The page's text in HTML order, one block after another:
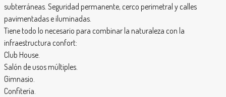
subterráneas. Seguridad permanente, cerco perimetral y calles
pavimentadas e iluminadas.
Tiene todo lo necesario para combinar la naturaleza con la
infraestructura confort:
Club House.
Salón de usos múltiples.
Gimnasio.
Confitería.